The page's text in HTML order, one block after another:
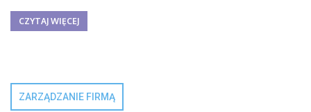
CZYTAJ WIĘCEJ
ZARZĄDZANIE FIRMĄ